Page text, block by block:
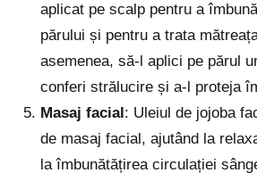
aplicat pe scalp pentru a
părului și pentru a trata
asemenea, să-l aplici pe părul
conferi strălucire și a-l proteja
Masaj facial : Uleiul de jojoba
de masaj facial, ajutând la
la îmbunătățirea circulației